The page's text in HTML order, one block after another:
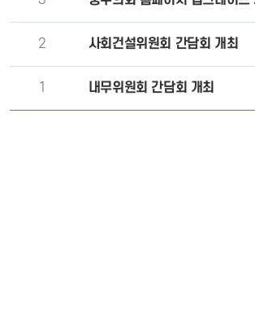
2 사회건설위원회 간담회 개최
1 내무위원회 간담회 개최